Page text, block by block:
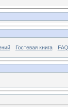
Гостевая книга